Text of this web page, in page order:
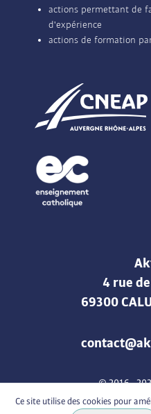
actions permettant de
d'expérience
actions de formation
4 rue
69300
© 2016 -
Mentions légales &
Ce site utilise des cookies pour